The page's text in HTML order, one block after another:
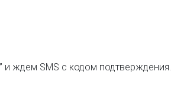
и ждем SMS с кодом подтверждения.